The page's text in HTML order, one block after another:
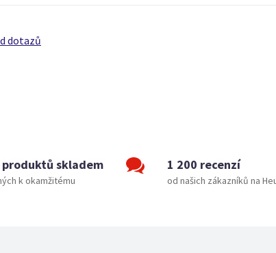
dotazů
produktů skladem
k okamžitému
1 200 recenzí
od našich zákazníků na